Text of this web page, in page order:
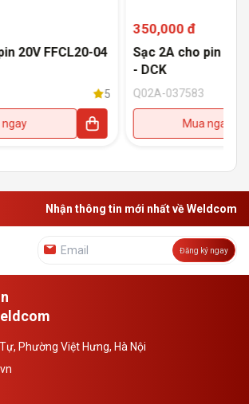
20V FFCL20-04
5
ngay
350,000 đ
Sạc 2A cho pin 20V
- DCK
Q02A-037583
Mua ngay
Nhận thông tin mới nhất về Weldcom
Đăng ký ngay
Phường Việt Hưng, Hà Nội